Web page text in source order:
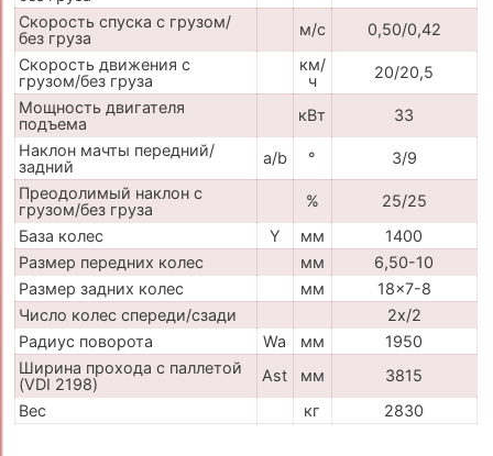
Скорость спуска с грузом/
без груза
м/с
0,50/0,42
Скорость движения с
грузом/без груза
км/
ч
20/20,5
Мощность двигателя
подъема
кВт
33
Наклон мачты передний/
задний
a/b °
3/9
Преодолимый наклон с
грузом/без груза
%
25/25
База колес
Y мм
1400
Размер передних колес
мм
6,50-10
Размер задних колес
мм
18x7-8
Число колес спереди/сзади
2x/2
Радиус поворота
Wa мм
1950
Ширина прохода с паллетой
(VDI 2198)
Ast мм
3815
Вес
кг 2830